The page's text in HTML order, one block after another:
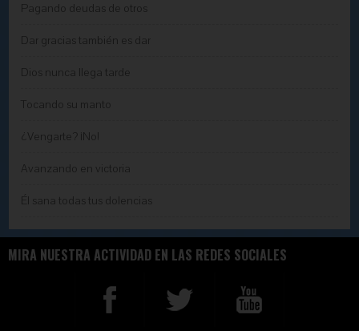
Pagando deudas de otros
Dar gracias también es dar
Dios nunca llega tarde
Tocando su manto
¿Vengarte? ¡No!
Avanzando en victoria
Él sana todas tus dolencias
MIRA NUESTRA ACTIVIDAD EN LAS REDES SOCIALES